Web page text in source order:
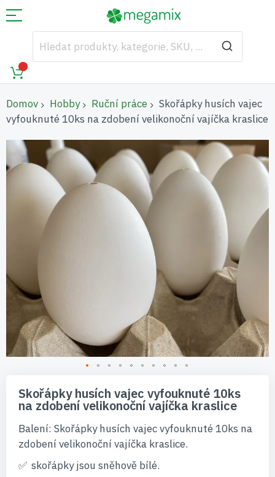
Domov Hobby Ruční práce
Skořápky husích vajec
vyfouknuté 10ks na zdobení velikonoční vajíčka kraslice
Přeskočit
konec
galerie
začátek
galerie
obrázky
Skořápky husích vajec vyfouknuté 10ks
na zdobení velikonoční vajíčka kraslice
Balení: Skořápky husích vajec vyfouknuté 10ks na
zdobení velikonoční vajíčka kraslice.
skořápky jsou sněhově bílé.